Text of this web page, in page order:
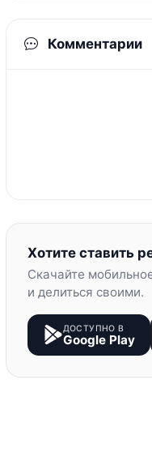
Комментарии
Хотите ставить
Скачайте
и делиться своими.
ДОСТУПНО В
Google Play